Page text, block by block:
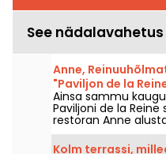
See nädalavahetus
Anne,
"Paviljon de la
peatükki koos
Sombardieriga
Ainsa sammu
Paviljoni de la
restoran Anne
peakokaga Thibault
pakutakse
Kolm terrassi,